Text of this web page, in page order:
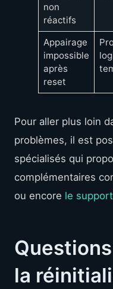
non
réactifs
Appairage
impossible
après
reset
Pour aller plus loin
problèmes, il est
spécialisés qui
complémentaires
ou encore le
la